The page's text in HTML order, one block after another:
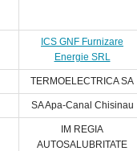
ICS GNF Furnizare
Energie SRL
TERMOELECTRICA SA
SA Apa-Canal Chisinau
IM REGIA
AUTOSALUBRITATE